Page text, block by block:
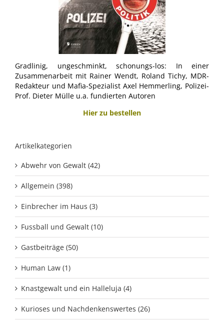
Gradlinig, ungeschminkt, schonungs-los: In einer
Zusammenarbeit mit Rainer Wendt, Roland Tichy, MDR-
Redakteur und Mafia-Spezialist Axel Hemmerling, Polizei-
Prof. Dieter Mülle u.a. fundierten Autoren
Hier zu bestellen
Artikelkategorien
Abwehr von Gewalt (42)
Allgemein (398)
Einbrecher im Haus (3)
Fussball und Gewalt (10)
Gastbeiträge (50)
Human Law (1)
Knastgewalt und ein Halleluja (4)
Kurioses und Nachdenkenswertes (26)